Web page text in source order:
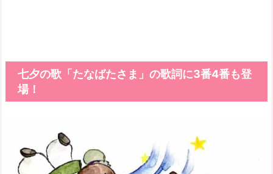
七夕の歌「たなばたさま」の歌詞に3番4番も登
場！